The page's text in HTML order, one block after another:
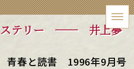
テリー── 井上夢
青春と読書 1996年9月号